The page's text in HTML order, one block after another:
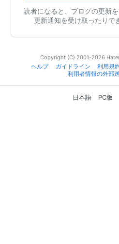
読者になると、ブログの更新
更新通知を受け取ったりで
Copyright (C) 2001-2026
ヘルプ
ガイドライン 利用規
利用者情報の外部
日本語 PC版